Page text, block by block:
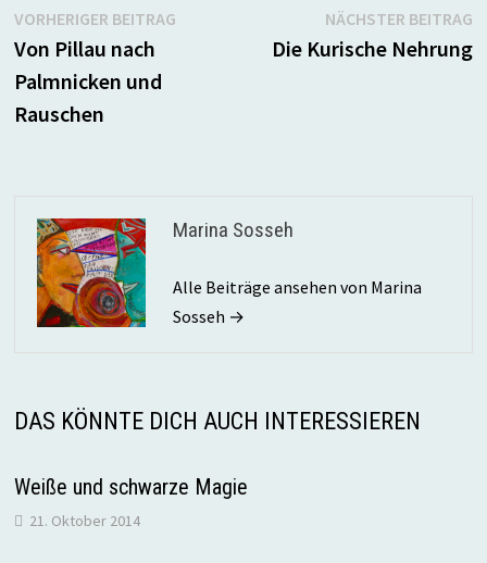
Beitragsnavigation
VORHERIGER BEITRAGVorheriger
Von Pillau nach
Palmnicken und
Rauschen
NÄCHSTER BEITRAG
Die Kurische Nehrung
Marina Sosseh
Alle Beiträge ansehen von Marina
Sosseh →
DAS KÖNNTE DICH AUCH INTERESSIEREN
Weiße und schwarze Magie
21. Oktober 2014